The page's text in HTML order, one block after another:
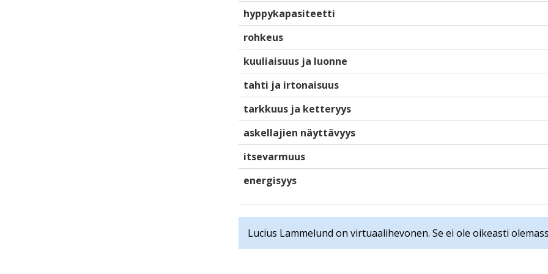
hyppykapasiteetti
rohkeus
kuuliaisuus ja luonne
tahti ja irtonaisuus
tarkkuus ja ketteryys
askellajien näyttävyys
itsevarmuus
energisyys
Lucius Lammelund on virtuaalihevonen. Se ei ole oikeasti